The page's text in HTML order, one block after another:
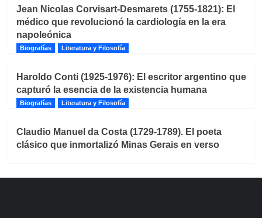
Jean Nicolas Corvisart-Desmarets (1755-1821): El
médico que revolucionó la cardiología en la era
napoleónica
Biografías Literatura y Filosofía
Haroldo Conti (1925-1976): El escritor argentino que
capturó la esencia de la existencia humana
Biografías Literatura y Filosofía
Claudio Manuel da Costa (1729-1789). El poeta
clásico que inmortalizó Minas Gerais en verso